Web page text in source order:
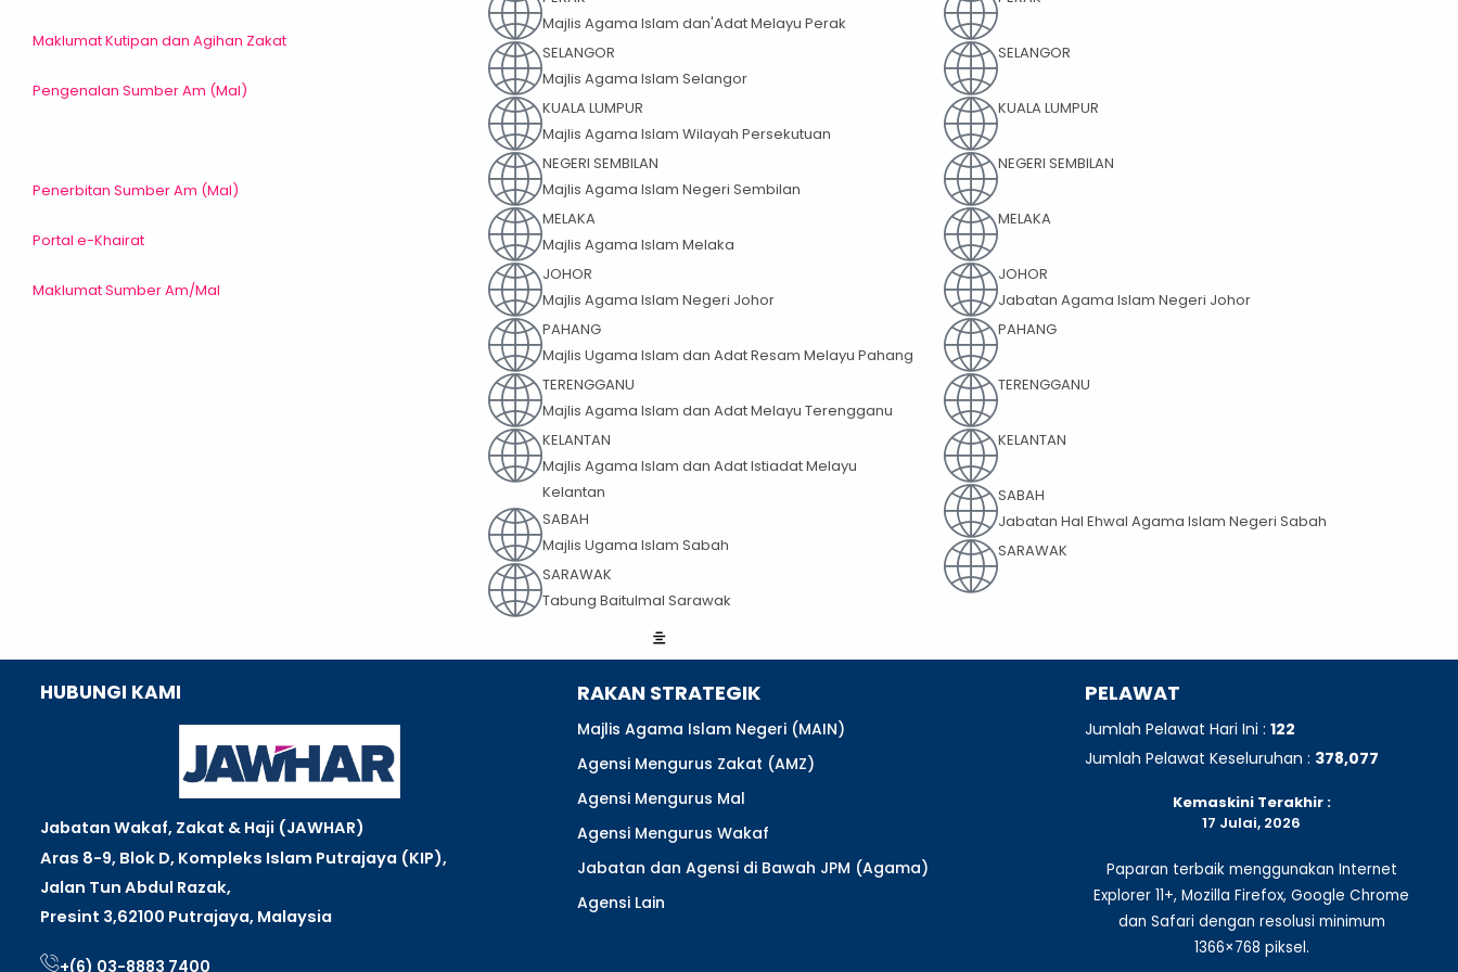
Maklumat Kutipan dan Agihan Zakat
Pengenalan Sumber Am (Mal)
Penerbitan Sumber Am (Mal)
Portal e-Khairat
Maklumat Sumber Am/Mal
Majlis Agama Islam dan'Adat Melayu Perak
SELANGOR
Majlis Agama Islam Selangor
KUALA LUMPUR
Majlis Agama Islam Wilayah Persekutuan
NEGERI SEMBILAN
Majlis Agama Islam Negeri Sembilan
MELAKA
Majlis Agama Islam Melaka
JOHOR
Majlis Agama Islam Negeri Johor
PAHANG
Majlis Ugama Islam dan Adat Resam Melayu Pahang
TERENGGANU
Majlis Agama Islam dan Adat Melayu Terengganu
KELANTAN
Majlis Agama Islam dan Adat Istiadat Melayu
Kelantan
SABAH
Majlis Ugama Islam Sabah
SARAWAK
Tabung Baitulmal Sarawak
SELANGOR
KUALA LUMPUR
NEGERI SEMBILAN
MELAKA
JOHOR
Jabatan Agama Islam Negeri Johor
PAHANG
TERENGGANU
KELANTAN
SABAH
Jabatan Hal Ehwal Agama Islam Negeri Sabah
SARAWAK
HUBUNGI KAMI
Jabatan Wakaf, Zakat & Haji (JAWHAR)
Aras 8-9, Blok D, Kompleks Islam Putrajaya (KIP),
Jalan Tun Abdul Razak,
Presint 3,62100 Putrajaya, Malaysia
+(6) 03-8883 7400
RAKAN STRATEGIK
Majlis Agama Islam Negeri (MAIN)
Agensi Mengurus Zakat (AMZ)
Agensi Mengurus Mal
Agensi Mengurus Wakaf
Jabatan dan Agensi di Bawah JPM (Agama)
Agensi Lain
PELAWAT
Jumlah Pelawat Hari Ini :122
Jumlah Pelawat Keseluruhan : 378,077
Kemaskini Terakhir :
17 Julai, 2026
Paparan terbaik menggunakan Internet
Explorer 11+, Mozilla Firefox, Google Chrome
dan Safari dengan resolusi minimum
1366×768 piksel.